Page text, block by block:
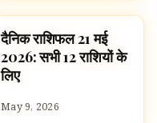
ज्योतिष
दैनिक राशिफल 21 मई
2026: सभी 12 राशियों के
लिए
May 9, 2026